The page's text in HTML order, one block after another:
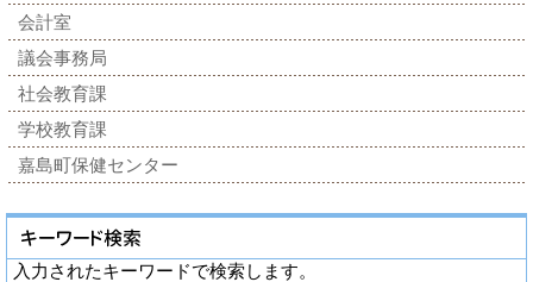
会計室
議会事務局
社会教育課
学校教育課
嘉島町保健センター
入力されたキーワードで検索します。